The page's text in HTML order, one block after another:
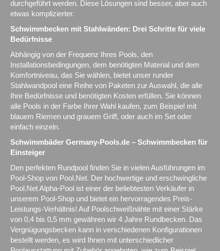
durchgeführt werden. Diese Lösungen sind besser, aber auch
etwas komplizierter.
Schwimmbecken mit Stahlwänden: Drei Schritte für viele
Bedürfnisse
Abhängig von der Frequenz Ihres Pools, den
Installationsbedingungen, dem benötigten Material und dem
Komfortniveau, das Sie wählen, bietet unser runder
Stahlwandpool eine Reihe von Paketen zur Auswahl, die alle
Ihre Bedürfnisse und benötigten Kosten erfüllen. Sie können
alle Pools in der Farbe Ihrer Wahl kaufen, zum Beispiel mit
blauem Riemen und grauem Griff, oder auch im Set oder
einfach einzeln.
Schwimmbäder Germany-Pools.de – Schwimmbecken für
Einsteiger
Den perfekten Rundpool finden Sie in vielen Ausführungen im
Pool-Shop von Pool.Net. Der hochwertige und erschwingliche
Pool.Net Alpha-Pool ist einer der beliebtesten Verkäufer in
unserem Pool-Shop und bietet ein hervorragendes Preis-
Leistungs-Verhältnis! Auf Poolschweißnähte mit einer Stärke
von 0,4 bis 0,5 mm gewähren wir 4 Jahre Rundbecken. Das
Vergnügungsbecken kann in verschiedenen Konfigurationen
bestellt werden, es wird Ihnen mit unterschiedlicher